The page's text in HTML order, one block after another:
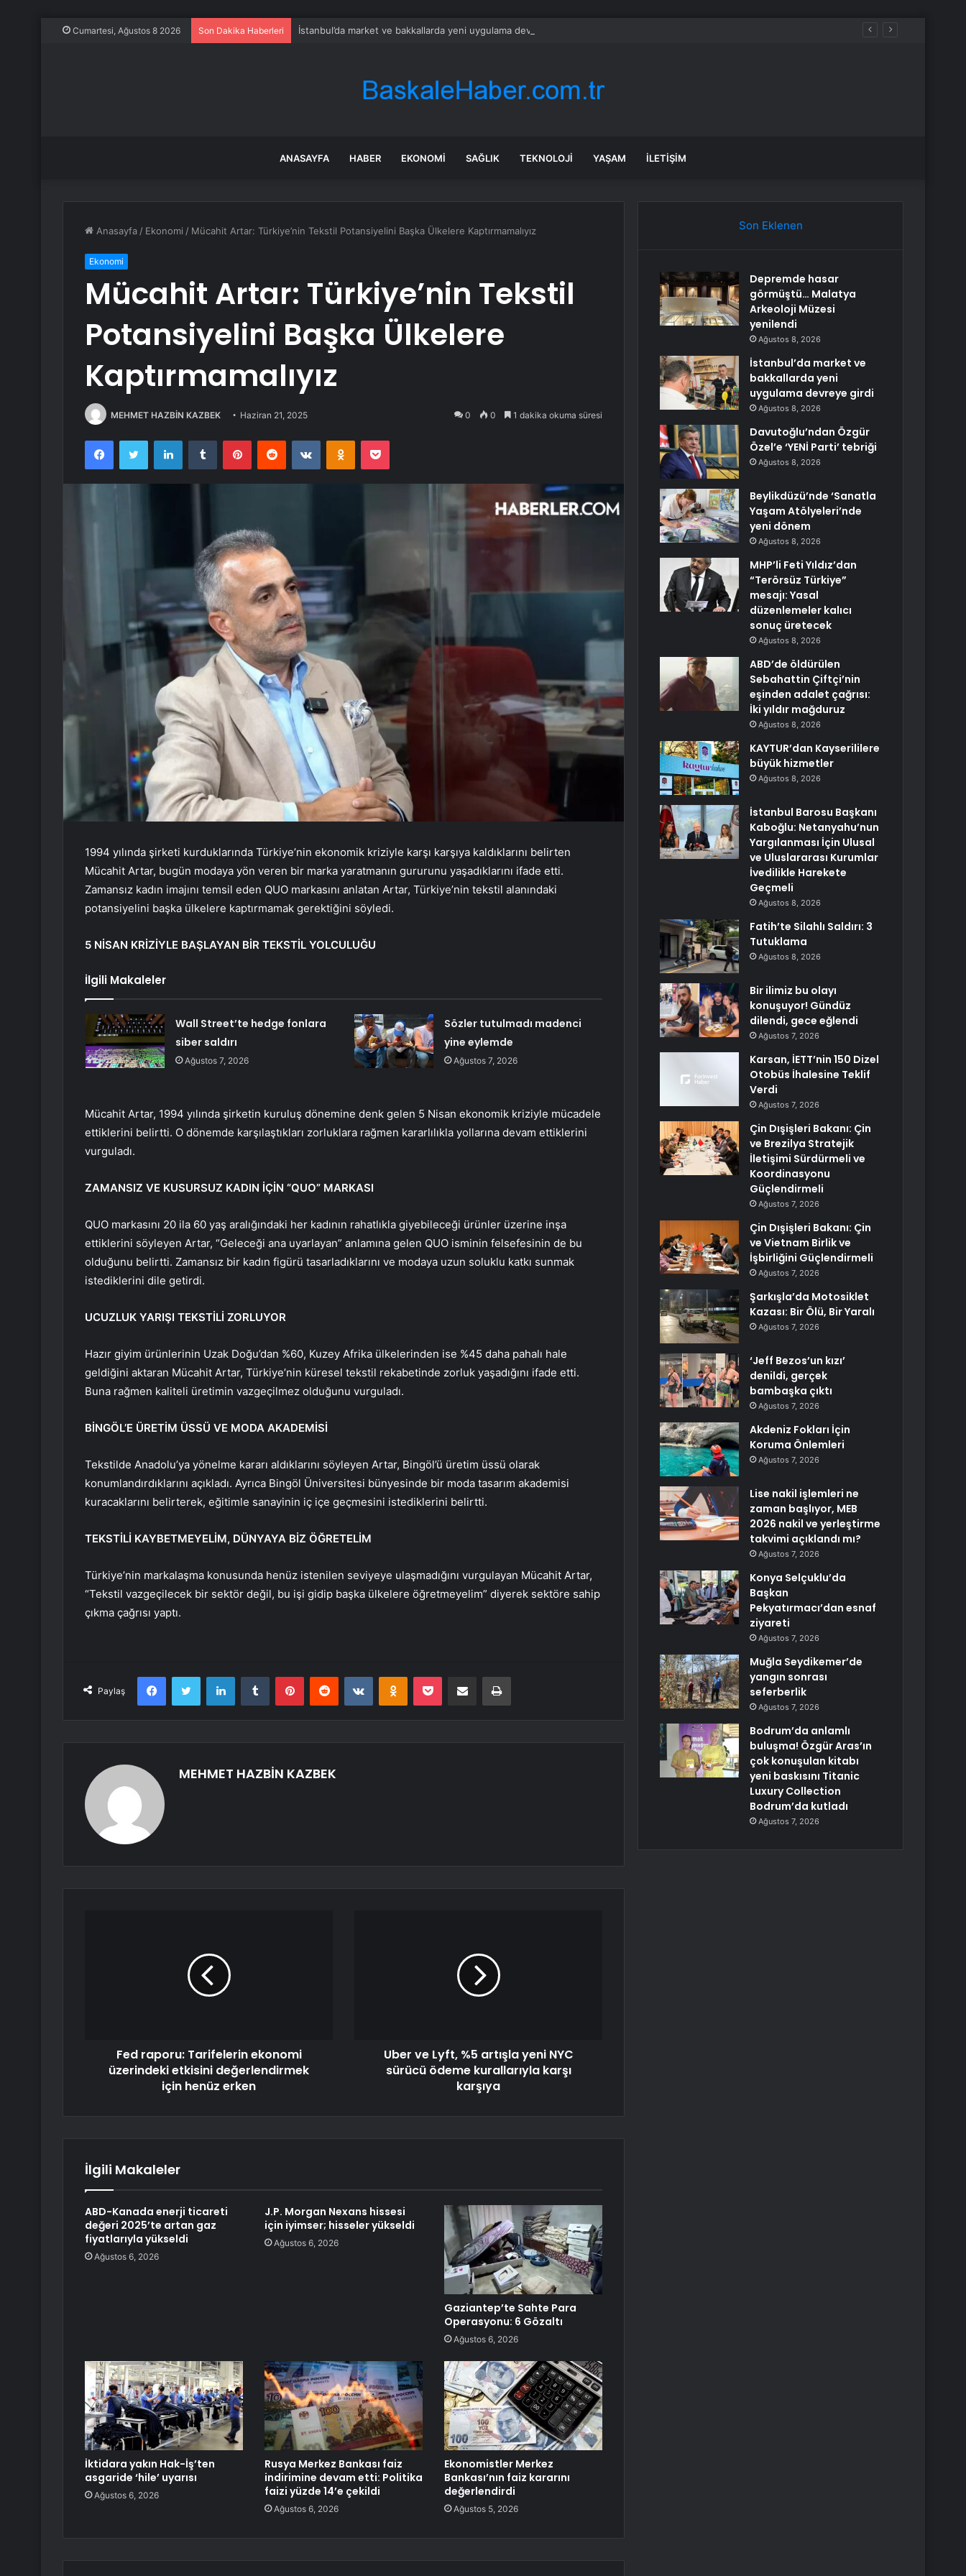
Cumartesi, Ağustos 8 2026 Son Dakika Haberleri İstanbul’da market ve bakkallarda yeni uygulama devreye girdi
ANASAYFA HABER EKONOMI SAĞLIK TEKNOLOJI YAŞAM İLETIŞIM
Anasayfa / Ekonomi / Mücahit Artar: Türkiye’nin Tekstil Potansiyelini Başka Ülkelere Kaptırmamalıyız
Ekonomi
Mücahit Artar: Türkiye’nin Tekstil
Potansiyelini Başka Ülkelere
Kaptırmamalıyız
MEHMET HAZBİN KAZBEK Haziran 21, 2025 0 0 1 dakika okuma süresi
FacebookTwitter LinkedInTumblr PinterestReddit VKontakteOdnoklassniki
Pocket
1994 yılında şirketi kurduklarında Türkiye’nin ekonomik kriziyle karşı karşıya kaldıklarını belirten
Mücahit Artar, bugün modaya yön veren bir marka yaratmanın gururunu yaşadıklarını ifade etti.
Zamansız kadın imajını temsil eden QUO markasını anlatan Artar, Türkiye’nin tekstil alanındaki
potansiyelini başka ülkelere kaptırmamak gerektiğini söyledi.
5 NİSAN KRİZİYLE BAŞLAYAN BİR TEKSTİL YOLCULUĞU
İlgili Makaleler
Wall Street’te hedge fonlara
siber saldırı
Ağustos 7, 2026
Sözler tutulmadı madenci
yine eylemde
Ağustos 7, 2026
Mücahit Artar, 1994 yılında şirketin kuruluş dönemine denk gelen 5 Nisan ekonomik kriziyle mücadele
ettiklerini belirtti. O dönemde karşılaştıkları zorluklara rağmen kararlılıkla yollarına devam ettiklerini
vurguladı.
ZAMANSIZ VE KUSURSUZ KADIN İÇİN “QUO” MARKASI
QUO markasını 20 ila 60 yaş aralığındaki her kadının rahatlıkla giyebileceği ürünler üzerine inşa
ettiklerini söyleyen Artar, “Geleceği ana uyarlayan” anlamına gelen QUO isminin felsefesinin de bu
olduğunu belirtti. Zamansız bir kadın figürü tasarladıklarını ve modaya uzun soluklu katkı sunmak
istediklerini dile getirdi.
UCUZLUK YARIŞI TEKSTİLİ ZORLUYOR
Hazır giyim ürünlerinin Uzak Doğu’dan %60, Kuzey Afrika ülkelerinden ise %45 daha pahalı hale
geldiğini aktaran Mücahit Artar, Türkiye’nin küresel tekstil rekabetinde zorluk yaşadığını ifade etti.
Buna rağmen kaliteli üretimin vazgeçilmez olduğunu vurguladı.
BİNGÖL’E ÜRETİM ÜSSÜ VE MODA AKADEMİSİ
Tekstilde Anadolu’ya yönelme kararı aldıklarını söyleyen Artar, Bingöl’ü üretim üssü olarak
konumlandırdıklarını açıkladı. Ayrıca Bingöl Üniversitesi bünyesinde bir moda tasarım akademisi
kuracaklarını belirterek, eğitimle sanayinin iç içe geçmesini istediklerini belirtti.
TEKSTİLİ KAYBETMEYELİM, DÜNYAYA BİZ ÖĞRETELİM
Türkiye’nin markalaşma konusunda henüz istenilen seviyeye ulaşmadığını vurgulayan Mücahit Artar,
“Tekstil vazgeçilecek bir sektör değil, bu işi gidip başka ülkelere öğretmeyelim” diyerek sektöre sahip
çıkma çağrısı yaptı.
Paylaş
FacebookTwitter LinkedInTumblr PinterestReddit VKontakteOdnoklassniki
Pocket E-Posta ile paylaş Yazdır
MEHMET HAZBİN KAZBEK
Fed raporu: Tarifelerin ekonomi
üzerindeki etkisini değerlendirmek
için henüz erken
Uber ve Lyft, %5 artışla yeni NYC
sürücü ödeme kurallarıyla karşı
karşıya
İlgili Makaleler
ABD-Kanada enerji ticareti
değeri 2025’te artan gaz
fiyatlarıyla yükseldi
Ağustos 6, 2026
J.P. Morgan Nexans hissesi
için iyimser; hisseler yükseldi
Ağustos 6, 2026
Gaziantep’te Sahte Para
Operasyonu: 6 Gözaltı
Ağustos 6, 2026
İktidara yakın Hak-İş’ten
asgaride ‘hile’ uyarısı
Ağustos 6, 2026
Rusya Merkez Bankası faiz
indirimine devam etti: Politika
faizi yüzde 14’e çekildi
Ağustos 6, 2026
Ekonomistler Merkez
Bankası’nın faiz kararını
değerlendirdi
Ağustos 5, 2026
Son Eklenen
Depremde hasar
görmüştü… Malatya
Arkeoloji Müzesi
yenilendi
Ağustos 8, 2026
İstanbul’da market ve
bakkallarda yeni
uygulama devreye girdi
Ağustos 8, 2026
Davutoğlu’ndan Özgür
Özel’e ‘YENİ Parti’ tebriği
Ağustos 8, 2026
Beylikdüzü’nde ‘Sanatla
Yaşam Atölyeleri’nde
yeni dönem
Ağustos 8, 2026
MHP’li Feti Yıldız’dan
“Terörsüz Türkiye”
mesajı: Yasal
düzenlemeler kalıcı
sonuç üretecek
Ağustos 8, 2026
ABD’de öldürülen
Sebahattin Çiftçi’nin
eşinden adalet çağrısı:
İki yıldır mağduruz
Ağustos 8, 2026
KAYTUR’dan Kayserililere
büyük hizmetler
Ağustos 8, 2026
İstanbul Barosu Başkanı
Kaboğlu: Netanyahu’nun
Yargılanması İçin Ulusal
ve Uluslararası Kurumlar
İvedilikle Harekete
Geçmeli
Ağustos 8, 2026
Fatih’te Silahlı Saldırı: 3
Tutuklama
Ağustos 8, 2026
Bir ilimiz bu olayı
konuşuyor! Gündüz
dilendi, gece eğlendi
Ağustos 7, 2026
Karsan, İETT’nin 150 Dizel
Otobüs İhalesine Teklif
Verdi
Ağustos 7, 2026
Çin Dışişleri Bakanı: Çin
ve Brezilya Stratejik
İletişimi Sürdürmeli ve
Koordinasyonu
Güçlendirmeli
Ağustos 7, 2026
Çin Dışişleri Bakanı: Çin
ve Vietnam Birlik ve
İşbirliğini Güçlendirmeli
Ağustos 7, 2026
Şarkışla’da Motosiklet
Kazası: Bir Ölü, Bir Yaralı
Ağustos 7, 2026
‘Jeff Bezos’un kızı’
denildi, gerçek
bambaşka çıktı
Ağustos 7, 2026
Akdeniz Fokları İçin
Koruma Önlemleri
Ağustos 7, 2026
Lise nakil işlemleri ne
zaman başlıyor, MEB
2026 nakil ve yerleştirme
takvimi açıklandı mı?
Ağustos 7, 2026
Konya Selçuklu’da
Başkan
Pekyatırmacı’dan esnaf
ziyareti
Ağustos 7, 2026
Muğla Seydikemer’de
yangın sonrası
seferberlik
Ağustos 7, 2026
Bodrum’da anlamlı
buluşma! Özgür Aras’ın
çok konuşulan kitabı
yeni baskısını Titanic
Luxury Collection
Bodrum’da kutladı
Ağustos 7, 2026